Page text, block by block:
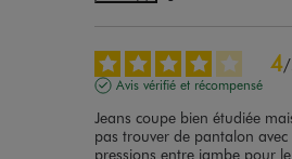
4/
Avis vérifié et récompensé
Jeans coupe bien étudiée
pas trouver de pantalon avec
pressions entre jambe pour le